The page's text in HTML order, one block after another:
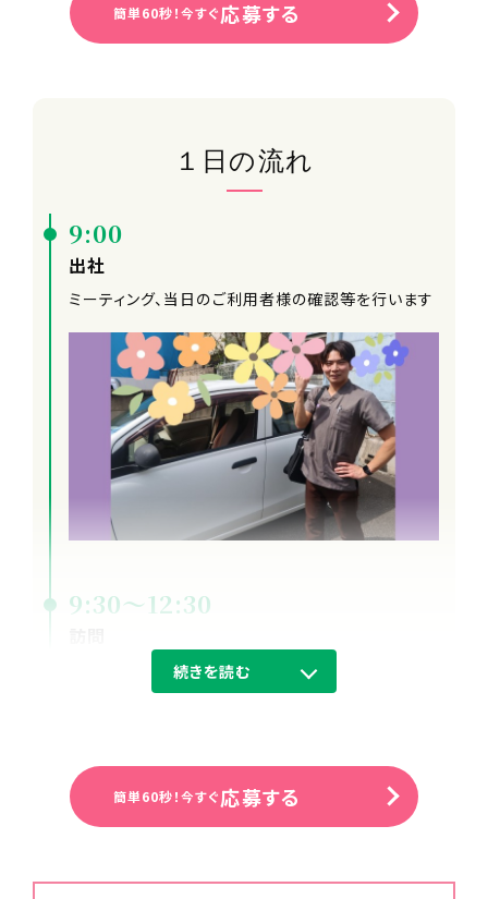
簡単60秒！今すぐ応募する
１日の流れ
続きを読む
9:00
出社
ミーティング、当日のご利用者様の確認等を行います
9:30～12:30
１～２件のご利用者様宅を回ります。
簡単60秒！今すぐ応募する